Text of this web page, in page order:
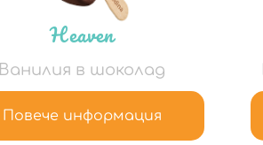
Heaven
Ванилия в шоколад
Повече информация